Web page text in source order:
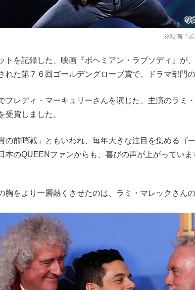
※映画『ボ
トを記録した、映画『ボヘミアン・ラプソディ』が
れた第７６回ゴールデングローブ賞で、ドラマ部門の
フレディ・マーキュリーさんを演じた、主演のラミ
受賞しました。
の前哨戦」ともいわれ、毎年大きな注目を集めるゴ
本のQUEENファンからも、喜びの声が上がっていま
胸をより一層熱くさせたのは、ラミ・マレックさん